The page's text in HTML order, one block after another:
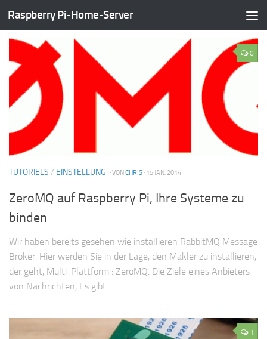
Raspberry Pi-Home-Server
KATEGORIE:TUTORIELS
0
TUTORIELS / EINSTELLUNG · VONCHRIS · 15 JAN, 2014
ZeroMQ auf Raspberry Pi, Ihre Systeme zu
binden
Wir haben bereits gesehen wie installieren RabbitMQ Message
Broker. Hier werden Sie in der Lage, den Makler zu installieren,
der geht, Multi-Plattform : ZeroMQ. Die Ziele eines Anbieters
von Nachrichten, Es gibt...
1